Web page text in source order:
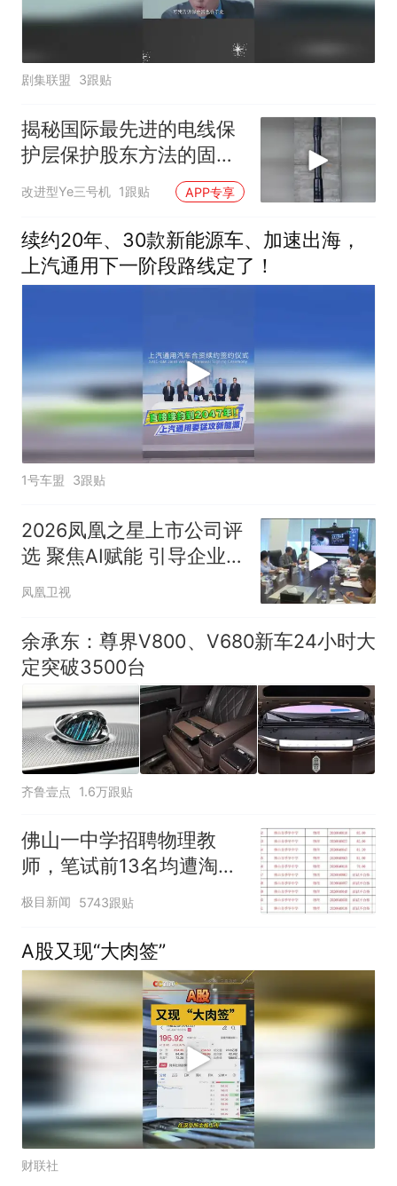
剧集联盟 3跟贴
揭秘国际最先进的电线保
护层保护股东方法的固定
原理！
改进型Ye三号机 1跟贴 APP专享
续约20年、30款新能源车、加速出海，
上汽通用下一阶段路线定了！
1号车盟 3跟贴
2026凤凰之星上市公司评
选 聚焦AI赋能 引导企业
拥抱智能化转型
凤凰卫视
余承东：尊界V800、V680新车24小时大
定突破3500台
齐鲁壹点 1.6万跟贴
佛山一中学招聘物理教
师，笔试前13名均遭淘
汰？教育局：已叫停招
聘，成立调查组全面核查
极目新闻 5743跟贴
A股又现“大肉签”
财联社